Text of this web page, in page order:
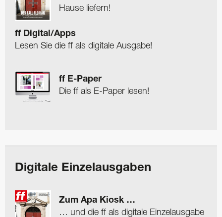
Hause liefern!
ff Digital/Apps
Lesen Sie die ff als digitale Ausgabe!
ff E-Paper
Die ff als E-Paper lesen!
Digitale Einzelausgaben
Zum Apa Kiosk …
… und die ff als digitale Einzelausgabe